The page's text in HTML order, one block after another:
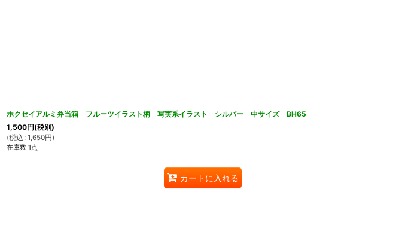
ホクセイアルミ弁当箱 フルーツイラスト柄 写実系イラスト シルバー 中サイズ BH65
1,500円(税別)
(税込 : 1,650円)
在庫数 1点
カートに入れる